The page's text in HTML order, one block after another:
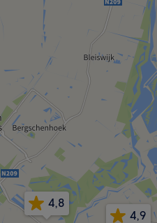
4,9
4,8